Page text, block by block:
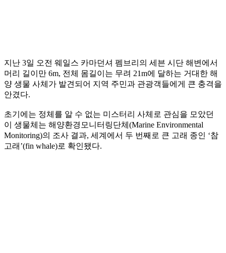
지난 3일 오전 웨일스 카마던셔 펨브리의 세븐 시단 해변에서
머리 길이만 6m, 전체 몸길이는 무려 21m에 달하는 거대한 해
양 생물 사체가 발견되어 지역 주민과 관광객들에게 큰 충격을
안겼다.
초기에는 정체를 알 수 없는 미스터리 사체로 관심을 모았던
이 생물체는 해양환경모니터링단체(Marine Environmental
Monitoring)의 조사 결과, 세계에서 두 번째로 큰 고래 종인 ‘참
고래’(fin whale)로 확인됐다.